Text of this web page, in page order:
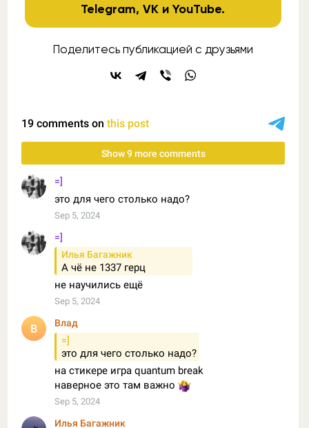
Telegram,VK иYouTube.
Поделитесь публикацией с друзьями